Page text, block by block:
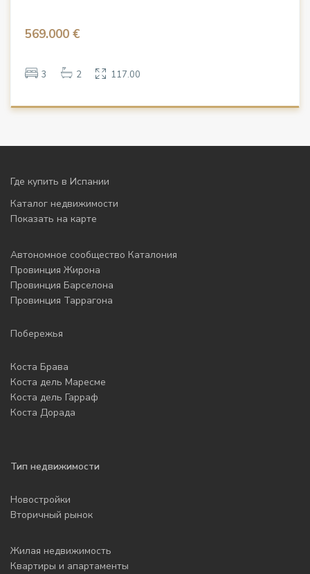
569.000 €
3 2 117.00
Где купить в Испании
Каталог недвижимости
Показать на карте
Автономное сообщество Каталония
Провинция Жирона
Провинция Барселона
Провинция Таррагона
Побережья
Коста Брава
Коста дель Маресме
Коста дель Гарраф
Коста Дорада
Тип недвижимости
Новостройки
Вторичный рынок
Жилая недвижимость
Квартиры и апартаменты